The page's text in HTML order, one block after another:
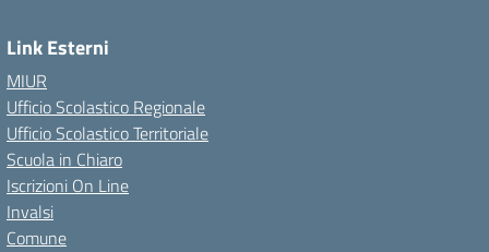
Link Esterni
MIUR
Ufficio Scolastico Regionale
Ufficio Scolastico Territoriale
Scuola in Chiaro
Iscrizioni On Line
Invalsi
Comune